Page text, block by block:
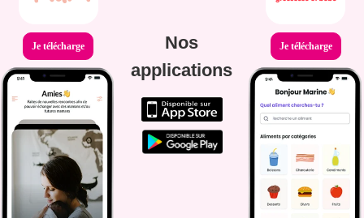
Je télécharge
Nos
applications
Je télécharge